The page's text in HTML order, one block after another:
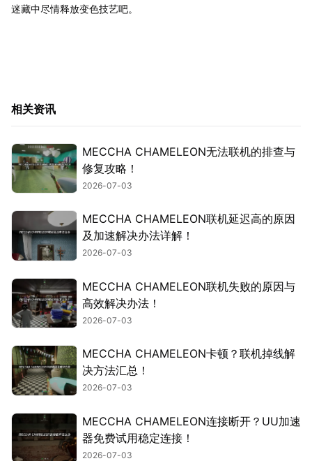
迷藏中尽情释放变色技艺吧。
相关资讯
MECCHA CHAMELEON无法联机的排查与
修复攻略！
2026-07-03
MECCHA CHAMELEON联机延迟高的原因
及加速解决办法详解！
2026-07-03
MECCHA CHAMELEON联机失败的原因与
高效解决办法！
2026-07-03
MECCHA CHAMELEON卡顿？联机掉线解
决方法汇总！
2026-07-03
MECCHA CHAMELEON连接断开？UU加速
器免费试用稳定连接！
2026-07-03